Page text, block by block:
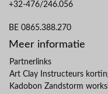
+32-476/246.056
BE 0865.388.270
Meer informatie
Partnerlinks
Art Clay Instructeurs
Kadobon Zandstorm